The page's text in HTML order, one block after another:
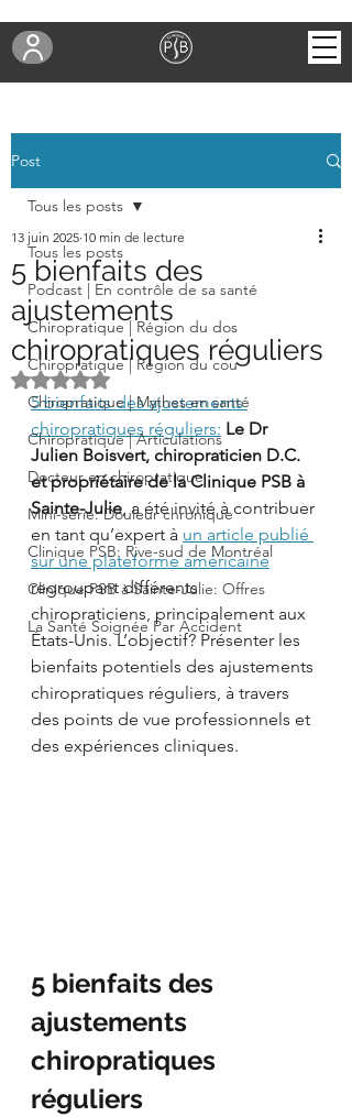
Post
Tous les posts
Podcast | En contrôle de sa santé
Chiropratique | Région du dos
Chiropratique | Région du cou
Chiropratique | Mythes en santé
Chiropratique | Articulations
Docteur en chiropratique
Mini-série: Douleur chronique
Clinique PSB: Rive-sud de Montréal
Clinique PSB à Sainte-Julie: Offres
La Santé Soignée Par Accident
Tous les posts
5 bienfaits des
ajustements
chiropratiques réguliers
13 juin 2025 10 min de lecture
Noté NaN étoiles sur 5.
5 bienfaits des ajustements
chiropratiques réguliers: Le Dr
Julien Boisvert, chiropraticien D.C.
et propriétaire de la Clinique PSB à
Sainte-Julie, a été invité à contribuer
en tant qu’expert à un article publié
sur une plateforme américaine
regroupant différents
chiropraticiens, principalement aux
États-Unis. L’objectif? Présenter les
bienfaits potentiels des ajustements
chiropratiques réguliers, à travers
des points de vue professionnels et
des expériences cliniques.
5 bienfaits des
ajustements
chiropratiques
réguliers